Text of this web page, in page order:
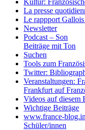
La presse
Le rappport
Newsletter
Podcast – Son
Beiträge mit Ton
Suchen
Tools zum
Twitter:
Veranstaltungen:
Frankfurt auf
Videos auf diesem
Wichtige Beiträge
www.france-
Schüler/innen